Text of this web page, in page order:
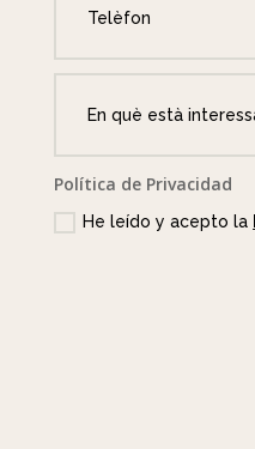
Política de Privacidad
He leído y acepto la